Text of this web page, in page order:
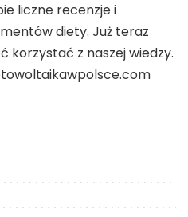
liczne recenzje i
diety. Już teraz
korzystać z naszej wiedzy.